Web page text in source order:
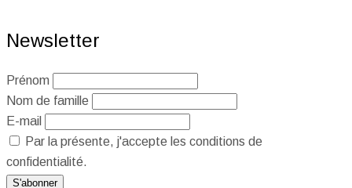
Newsletter
Prénom
Nom de famille
E-mail
Par la présente, j'accepte les conditions de
confidentialité.